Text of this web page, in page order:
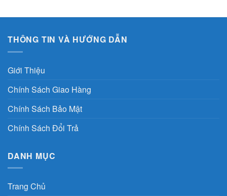
THÔNG TIN VÀ HƯỚNG DẪN
Giới Thiệu
Chính Sách Giao Hàng
Chính Sách Bảo Mật
Chính Sách Đổi Trả
DANH MỤC
Trang Chủ